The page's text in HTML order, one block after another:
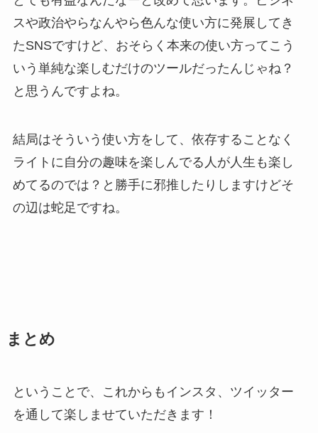
スや政治やらなんやら色んな使い方に発展してき
たSNSですけど、おそらく本来の使い方ってこう
いう単純な楽しむだけのツールだったんじゃね？
と思うんですよね。
結局はそういう使い方をして、依存することなく
ライトに自分の趣味を楽しんでる人が人生も楽し
めてるのでは？と勝手に邪推したりしますけどそ
の辺は蛇足ですね。
まとめ
ということで、これからもインスタ、ツイッター
を通して楽しませていただきます！